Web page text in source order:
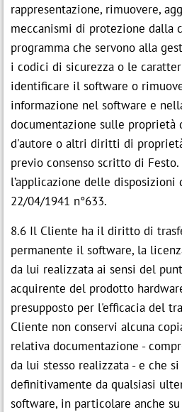
rappresentazione, rimuovere,
meccanismi di protezione dalla
programma che servono alla
i codici di sicurezza o le
identificare il software o
informazione nel software e
documentazione sulle
d'autore o altri diritti di
previo consenso scritto di
l’applicazione delle disposizioni
22/04/1941 n°633.
8.6 Il Cliente ha il diritto di
permanente il software, la
da lui realizzata ai sensi del
acquirente del prodotto
presupposto per l'efficacia del
Cliente non conservi alcuna
relativa documentazione -
da lui stesso realizzata - e che si
definitivamente da qualsiasi
software, in particolare anche